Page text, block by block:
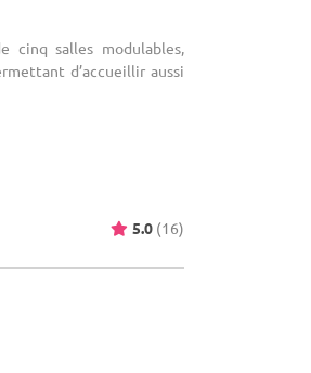
cinq salles modulables,
d’accueillir aussi
5.0 (16)